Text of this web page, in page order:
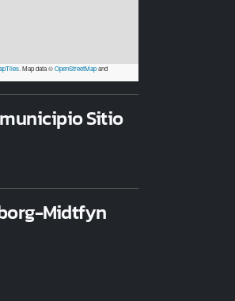
. Map data ©OpenStreetMapand
Sitio
Midtfyn